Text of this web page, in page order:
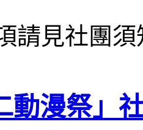
請見社團
動漫祭」